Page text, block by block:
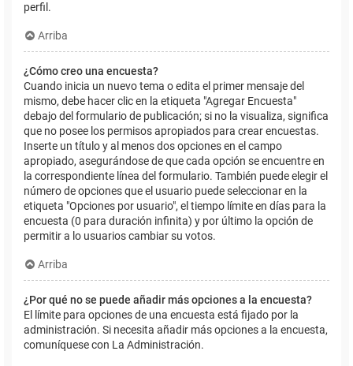
perfil.
Arriba
¿Cómo creo una encuesta?
Cuando inicia un nuevo tema o edita el primer mensaje del
mismo, debe hacer clic en la etiqueta "Agregar Encuesta"
debajo del formulario de publicación; si no la visualiza, significa
que no posee los permisos apropiados para crear encuestas.
Inserte un título y al menos dos opciones en el campo
apropiado, asegurándose de que cada opción se encuentre en
la correspondiente línea del formulario. También puede elegir el
número de opciones que el usuario puede seleccionar en la
etiqueta "Opciones por usuario", el tiempo límite en días para la
encuesta (0 para duración infinita) y por último la opción de
permitir a lo usuarios cambiar su votos.
Arriba
¿Por qué no se puede añadir más opciones a la encuesta?
El límite para opciones de una encuesta está fijado por la
administración. Si necesita añadir más opciones a la encuesta,
comuníquese con La Administración.